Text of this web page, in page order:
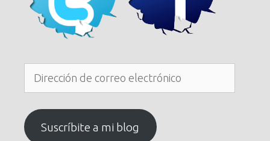
electrónico
Suscríbite a mi blog